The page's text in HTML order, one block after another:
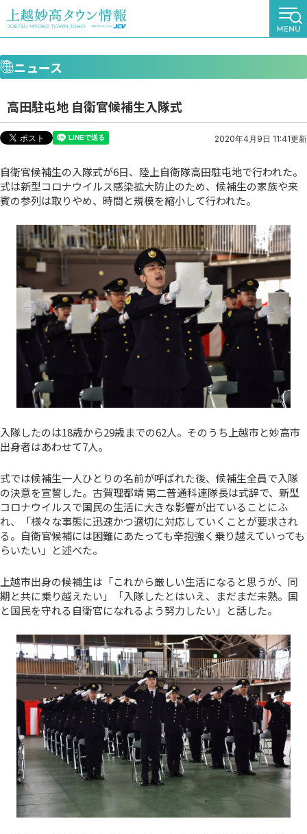
ニュース
高田駐屯地 自衛官候補生入隊式
2020年4月9日 11:41更新
自衛官候補生の入隊式が6日、陸上自衛隊高田駐屯地で行われた。
式は新型コロナウイルス感染拡大防止のため、候補生の家族や来
賓の参列は取りやめ、時間と規模を縮小して行われた。
入隊したのは18歳から29歳までの62人。そのうち上越市と妙高市
出身者はあわせて7人。
式では候補生一人ひとりの名前が呼ばれた後、候補生全員で入隊
の決意を宣誓した。古賀理都靖 第二普通科連隊長は式辞で、新型
コロナウイルスで国民の生活に大きな影響が出ていることにふ
れ、「様々な事態に迅速かつ適切に対応していくことが要求され
る。自衛官候補には困難にあたっても辛抱強く乗り越えていっても
らいたい」と述べた。
上越市出身の候補生は「これから厳しい生活になると思うが、同
期と共に乗り越えたい」「入隊したとはいえ、まだまだ未熟。国
と国民を守れる自衛官になれるよう努力したい」と話した。